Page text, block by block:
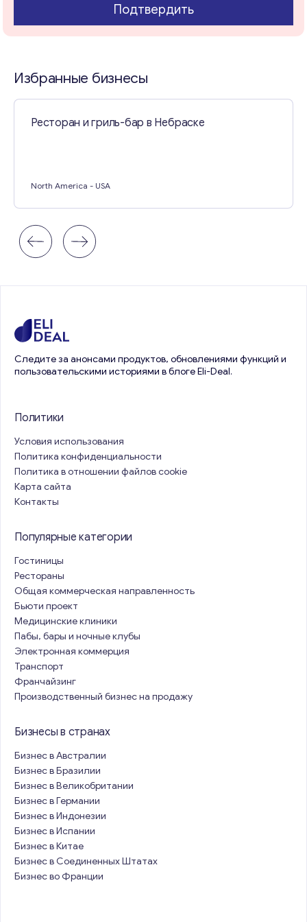
Свяжитесь со мной
Подтвердить
Избранные бизнесы
Ресторан и гриль-бар в Небраске
North America - USA
Следите за анонсами продуктов, обновлениями функций и
пользовательскими историями в блоге Eli-Deal.
Политики
Условия использования
Политика конфиденциальности
Политика в отношении файлов cookie
Карта сайта
Контакты
Популярные категории
Гостиницы
Рестораны
Общая коммерческая направленность
Бьюти проект
Медицинские клиники
Пабы, бары и ночные клубы
Электронная коммерция
Транспорт
Франчайзинг
Производственный бизнес на продажу
Бизнесы в странах
Бизнес в Австралии
Бизнес в Бразилии
Бизнес в Великобритании
Бизнес в Германии
Бизнес в Индонезии
Бизнес в Испании
Бизнес в Китае
Бизнес в Соединенных Штатах
Бизнес во Франции